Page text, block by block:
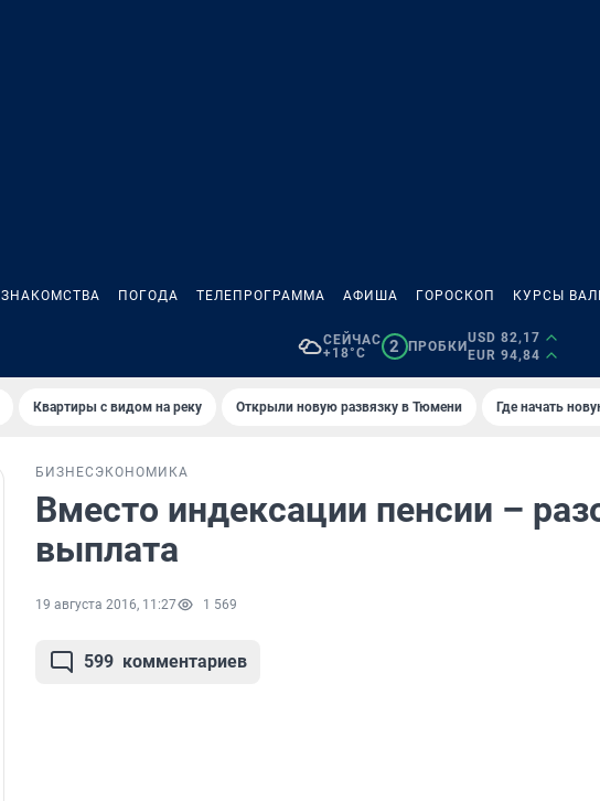
ЗНАКОМСТВА ПОГОДА ТЕЛЕПРОГРАММА АФИША ГОРОСКОП КУРСЫ
СЕЙЧАС
+18°C
2 ПРОБКИ
USD 82,17
EUR 94,84
Квартиры с видом на реку Открыли новую развязку в Тюмени Где начать
БИЗНЕС ЭКОНОМИКА
Вместо индексации пенсии –
выплата
19 августа 2016, 11:27 1 569
599 комментариев